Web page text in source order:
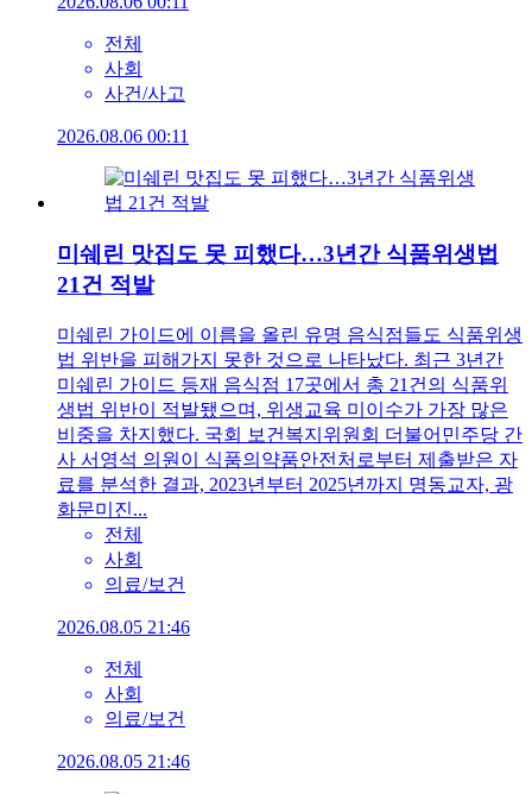
전체
사회
사건/사고
2026.08.06 00:11
미쉐린 맛집도 못 피했다…3년간 식품위생법
21건 적발
미쉐린 가이드에 이름을 올린 유명 음식점들도 식품위생
법 위반을 피해가지 못한 것으로 나타났다. 최근 3년간
미쉐린 가이드 등재 음식점 17곳에서 총 21건의 식품위
생법 위반이 적발됐으며, 위생교육 미이수가 가장 많은
비중을 차지했다. 국회 보건복지위원회 더불어민주당 간
사 서영석 의원이 식품의약품안전처로부터 제출받은 자
료를 분석한 결과, 2023년부터 2025년까지 명동교자, 광
화문미진...
전체
사회
의료/보건
2026.08.05 21:46
전체
사회
의료/보건
2026.08.05 21:46